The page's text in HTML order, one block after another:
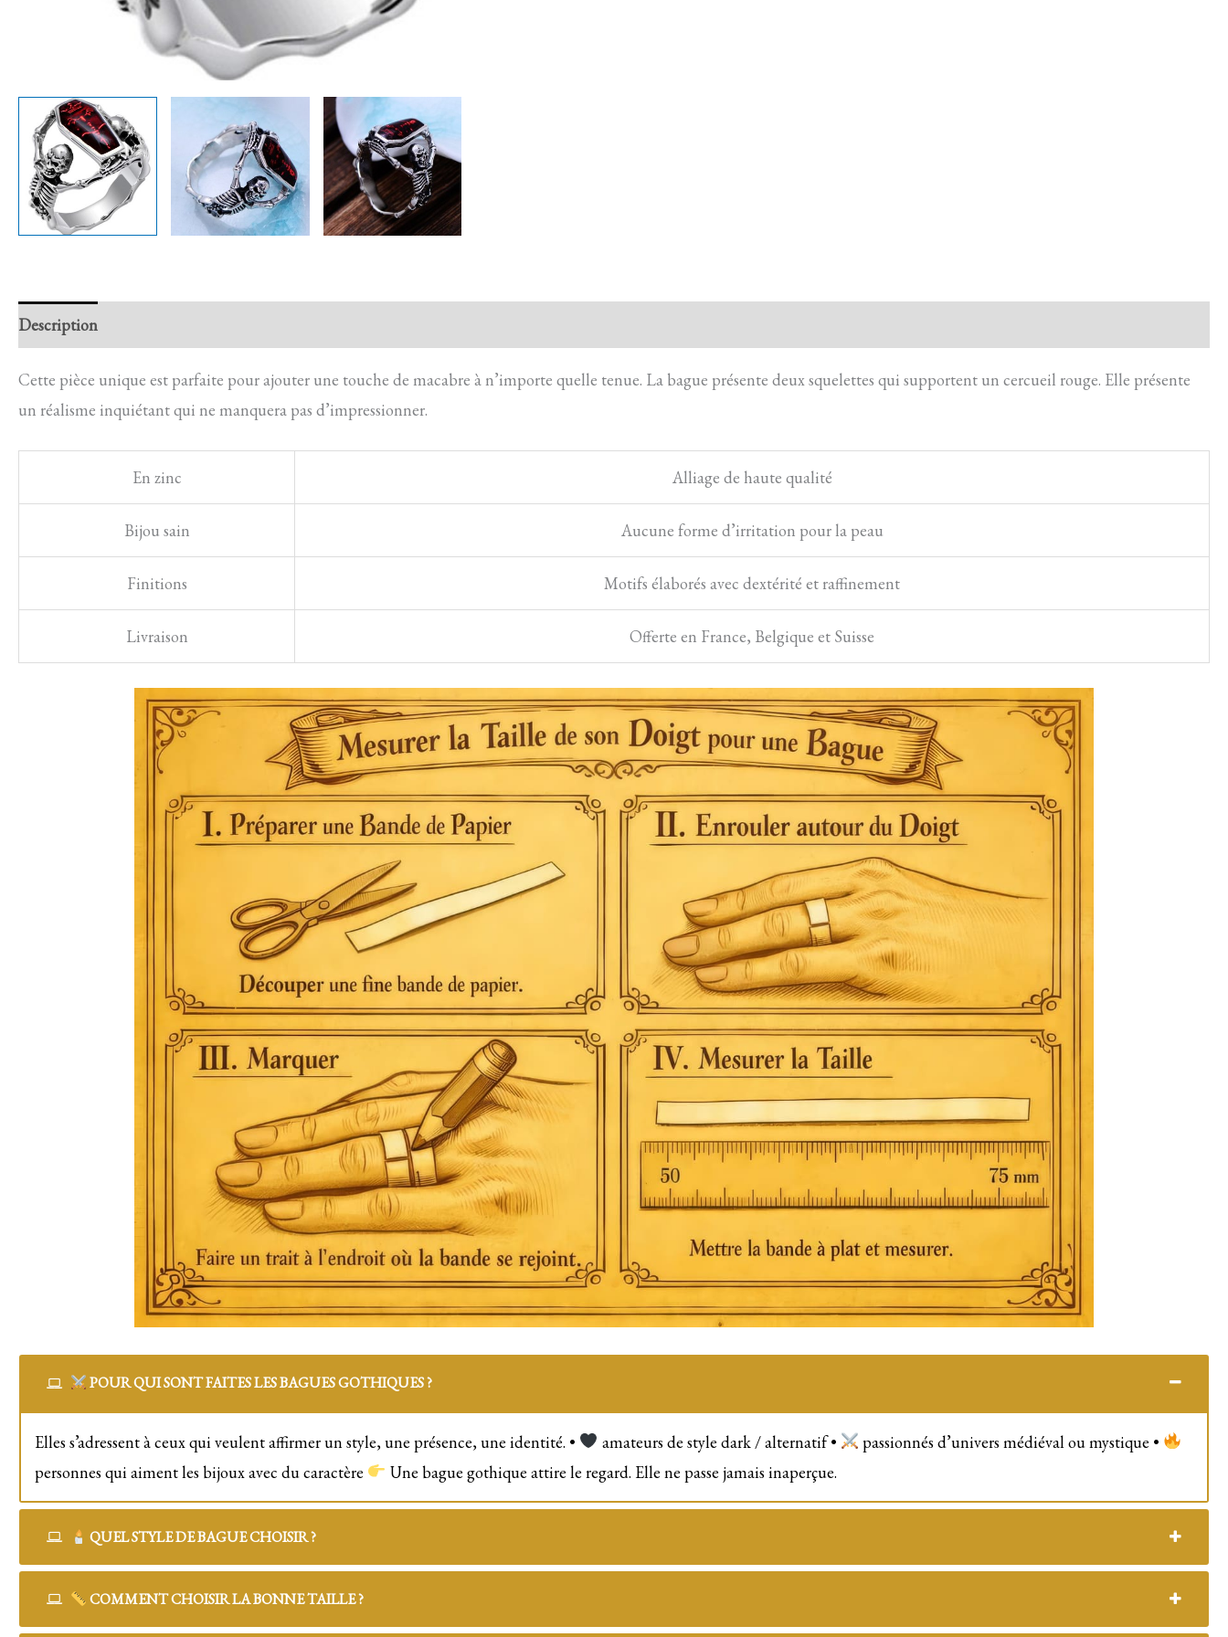
Description
Cette pièce unique est parfaite pour ajouter une touche de macabre à n’importe quelle tenue. La bague présente deux squelettes qui supportent un cercueil rouge. Elle présente
un réalisme inquiétant qui ne manquera pas d’impressionner.
En zinc Alliage de haute qualité
Bijou sain Aucune forme d’irritation pour la peau
Finitions Motifs élaborés avec dextérité et raffinement
Livraison Offerte en France, Belgique et Suisse
POUR QUI SONT FAITES LES BAGUES GOTHIQUES ?
Elles s’adressent à ceux qui veulent affirmer un style, une présence, une identité. • amateurs de style dark / alternatif •
passionnés d’univers médiéval ou mystique •
personnes qui aiment les bijoux avec du caractère
Une bague gothique attire le regard. Elle ne passe jamais inaperçue.
QUEL STYLE DE BAGUE CHOISIR ?
COMMENT CHOISIR LA BONNE TAILLE ?